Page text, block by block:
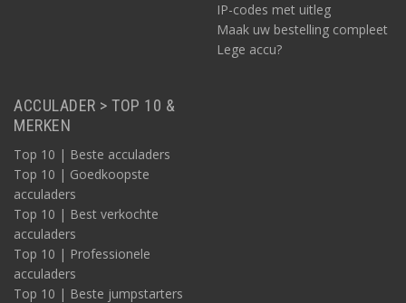
IP-codes met uitleg
Maak uw bestelling compleet
Lege accu?
ACCULADER > TOP 10 &
MERKEN
Top 10 | Beste acculaders
Top 10 | Goedkoopste
acculaders
Top 10 | Best verkochte
acculaders
Top 10 | Professionele
acculaders
Top 10 | Beste jumpstarters